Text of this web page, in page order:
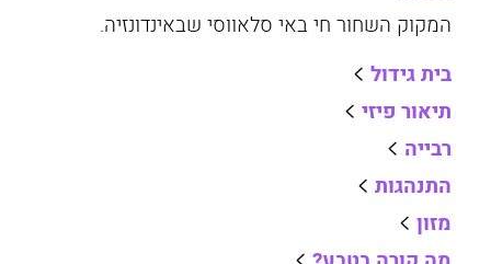
המקוק השחור חי באי סלאווסי שבאינדונזיה.
בית גידול
תיאור פיזי
רבייה
התנהגות
מזון